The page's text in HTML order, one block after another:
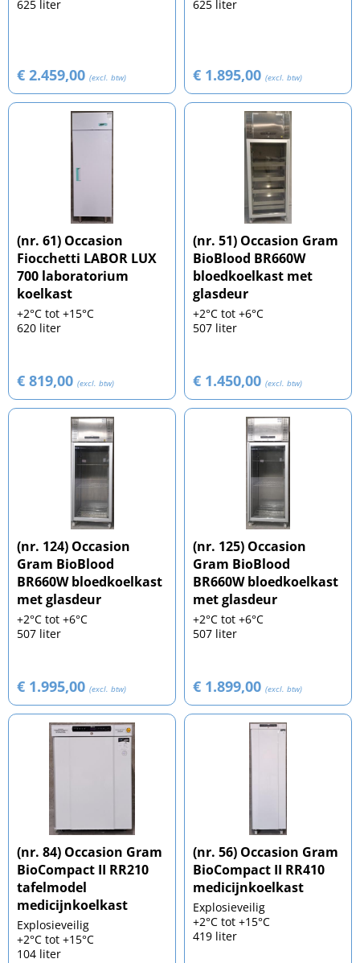
625 liter
€ 2.459,00 (excl. btw)
625 liter
€ 1.895,00 (excl. btw)
(nr. 61) Occasion
Fiocchetti LABOR LUX
700 laboratorium
koelkast
+2°C tot +15°C
620 liter
€ 819,00 (excl. btw)
(nr. 51) Occasion Gram
BioBlood BR660W
bloedkoelkast met
glasdeur
+2°C tot +6°C
507 liter
€ 1.450,00 (excl. btw)
(nr. 124) Occasion
Gram BioBlood
BR660W bloedkoelkast
met glasdeur
+2°C tot +6°C
507 liter
€ 1.995,00 (excl. btw)
(nr. 125) Occasion
Gram BioBlood
BR660W bloedkoelkast
met glasdeur
+2°C tot +6°C
507 liter
€ 1.899,00 (excl. btw)
(nr. 84) Occasion Gram
BioCompact II RR210
tafelmodel
medicijnkoelkast
Explosieveilig
+2°C tot +15°C
104 liter
(nr. 56) Occasion Gram
BioCompact II RR410
medicijnkoelkast
Explosieveilig
+2°C tot +15°C
419 liter